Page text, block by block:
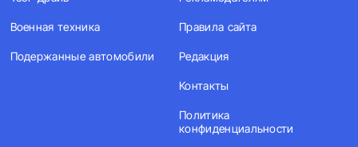
Военная техника
Подержанные автомобили
Правила сайта
Редакция
Контакты
Политика
конфиденциальности